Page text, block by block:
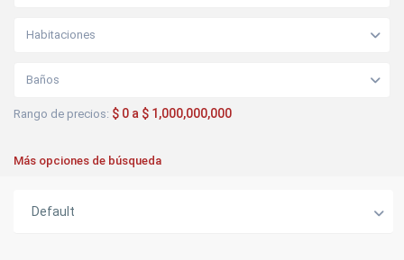
Habitaciones
Baños
Rango de precios: $ 0 a $ 1,000,000,000
Más opciones de búsqueda
Default